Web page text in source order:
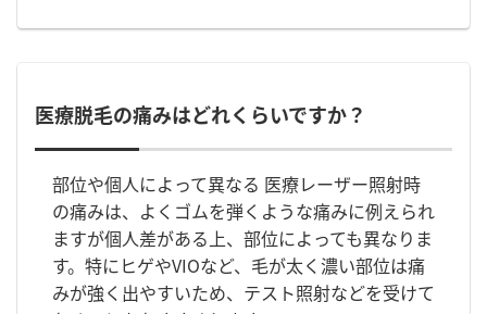
医療脱毛の痛みはどれくらいですか？
部位や個人によって異なる 医療レーザー照射時
の痛みは、よくゴムを弾くような痛みに例えられ
ますが個人差がある上、部位によっても異なりま
す。特にヒゲやVIOなど、毛が太く濃い部位は痛
みが強く出やすいため、テスト照射などを受けて